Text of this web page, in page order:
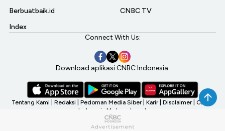
Berbuatbaik.id
Index
CNBC TV
Connect With Us:
Download aplikasi CNBC Indonesia:
Tentang Kami Redaksi Pedoman Media Siber Karir Disclaimer CNBC
Indonesia My Investment
©2026 CNBC Indonesia, A Transmedia Company